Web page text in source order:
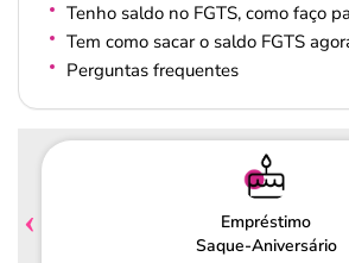
Tenho saldo no FGTS, como faço
Tem como sacar o saldo FGTS
Perguntas frequentes
Empréstimo
Saque-Aniversário